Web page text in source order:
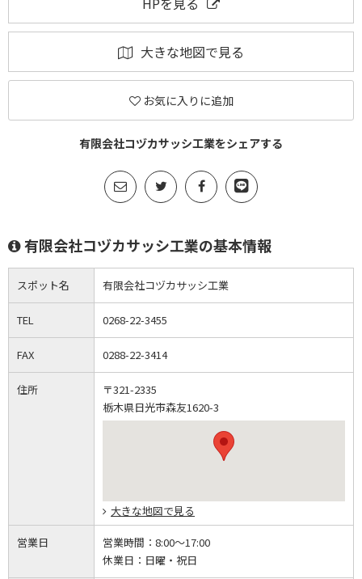
大きな地図で見る
お気に入りに追加
有限会社コヅカサッシ工業をシェアする
有限会社コヅカサッシ工業の基本情報
スポット名 有限会社コヅカサッシ工業
TEL 0268-22-3455
FAX 0288-22-3414
住所
〒321-2335
栃木県日光市森友1620-3
大きな地図で見る
営業日 営業時間： 8:00～17:00
休業日： 日曜・祝日